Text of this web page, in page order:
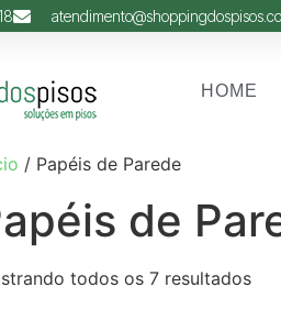
HOME
/ Papéis de Parede
de
todos os 7 resultados